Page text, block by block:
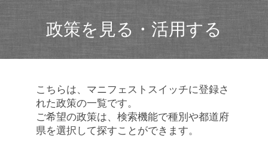
政策を見る・活用する
こちらは、マニフェストスイッチに登録さ
れた政策の一覧です。
ご希望の政策は、検索機能で種別や都道府
県を選択して探すことができます。